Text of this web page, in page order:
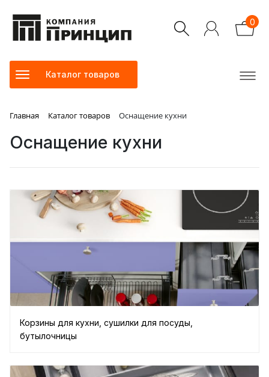
0
Каталог товаров
Главная Каталог товаров Оснащение кухни
Оснащение кухни
Корзины для кухни, сушилки для посуды,
бутылочницы